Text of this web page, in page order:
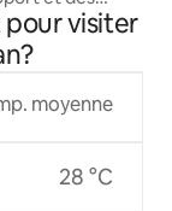
visiter
moyenne
28 °C